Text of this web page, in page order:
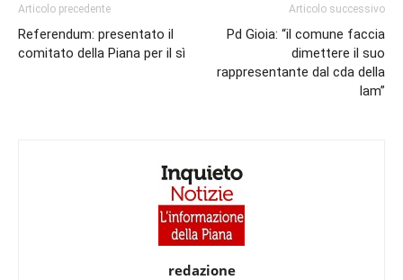
Articolo precedente
Referendum: presentato il
comitato della Piana per il sì
Articolo successivo
Pd Gioia: “il comune faccia
dimettere il suo
rappresentante dal cda della
Iam”
redazione